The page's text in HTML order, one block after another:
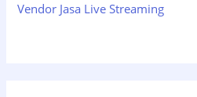
Vendor Jasa Live Streaming